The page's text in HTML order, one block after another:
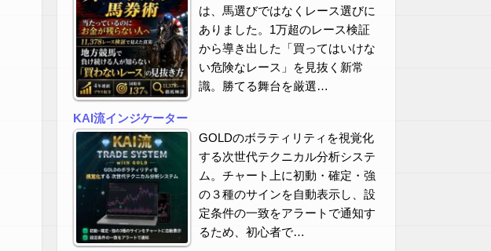
は、馬選びではなくレース選びに
ありました。1万超のレース検証
から導き出した「買ってはいけな
い危険なレース」を見抜く新常
識。勝てる舞台を厳選…
KAI流インジケーター
GOLDのボラティリティを視覚化
する次世代テクニカル分析システ
ム。チャート上に初動・確定・強
の３種のサインを自動表示し、設
定条件の一致をアラートで通知す
るため、初心者で…